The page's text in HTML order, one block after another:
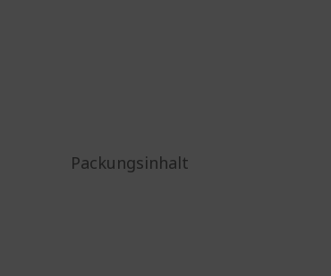
Packungsinhalt